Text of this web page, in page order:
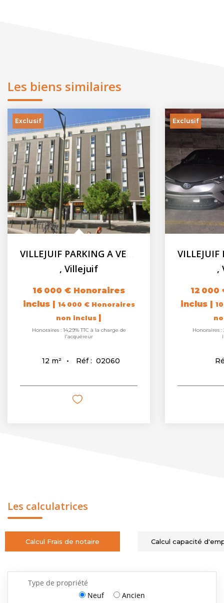
Les biens similaires
Exclusif
, Villejuif
16 000 € Honoraires
inclus | 14 000 € Honoraires
non inclus |
Honoraires : 14,29% TTC à la charge de
l'acquéreur
12 m² Réf : 02060
Exclusif
,
12 000
inclus |
Honoraires :
Les calculatrices
Calcul Frais de notaire Calcul capacité